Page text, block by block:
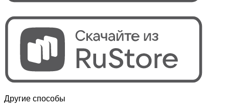
Другие способы